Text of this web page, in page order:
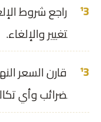
راجع شروط
تغيير والإلغاء.
قارن السعر
ضرائب وأي